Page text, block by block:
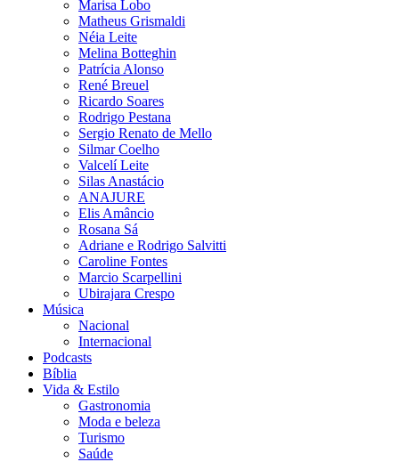
Marisa Lobo
Matheus Grismaldi
Néia Leite
Melina Botteghin
Patrícia Alonso
René Breuel
Ricardo Soares
Rodrigo Pestana
Sergio Renato de Mello
Silmar Coelho
Valcelí Leite
Silas Anastácio
ANAJURE
Elis Amâncio
Rosana Sá
Adriane e Rodrigo Salvitti
Caroline Fontes
Marcio Scarpellini
Ubirajara Crespo
Música
Nacional
Internacional
Podcasts
Bíblia
Vida & Estilo
Gastronomia
Moda e beleza
Turismo
Saúde